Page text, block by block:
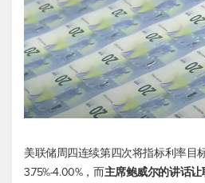
美联储周四连续第四次将指标利率目
3.75%-4.00%，而主席鲍威尔的讲话